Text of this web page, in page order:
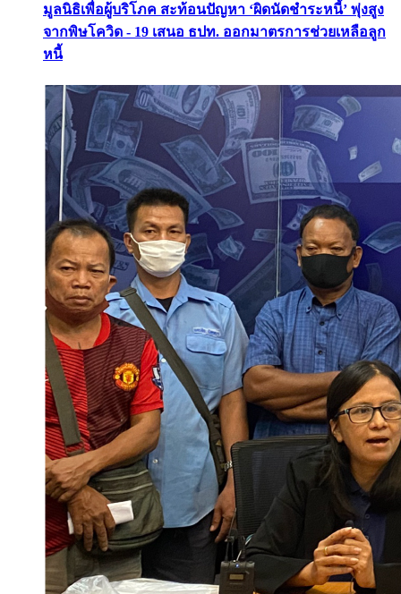
มูลนิธิเพื่อผู้บริโภค สะท้อนปัญหา ‘ผิดนัดชำระหนี้’ พุ่งสูง
จากพิษโควิด - 19 เสนอ ธปท. ออกมาตรการช่วยเหลือลูก
หนี้